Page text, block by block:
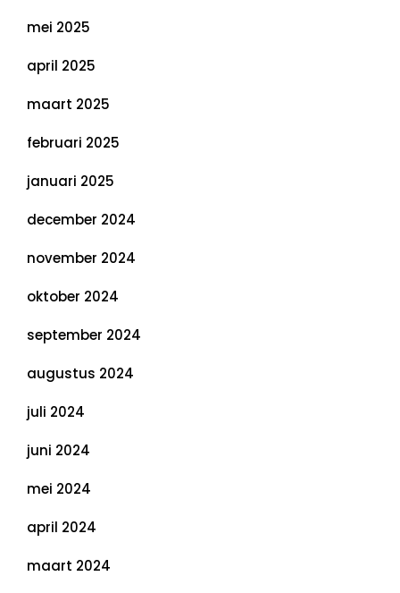
mei 2025
april 2025
maart 2025
februari 2025
januari 2025
december 2024
november 2024
oktober 2024
september 2024
augustus 2024
juli 2024
juni 2024
mei 2024
april 2024
maart 2024